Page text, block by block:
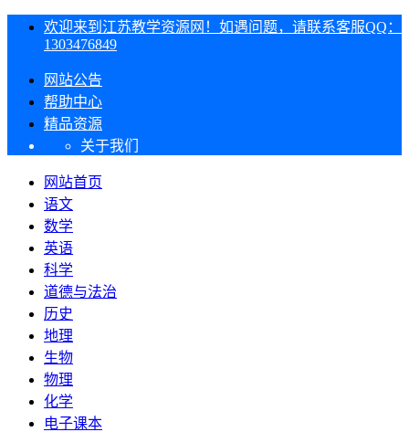
欢迎来到江苏教学资源网！如遇问题，请联系客服QQ：
1303476849
网站公告
帮助中心
精品资源
关于我们
网站首页
语文
数学
英语
科学
道德与法治
历史
地理
生物
物理
化学
电子课本